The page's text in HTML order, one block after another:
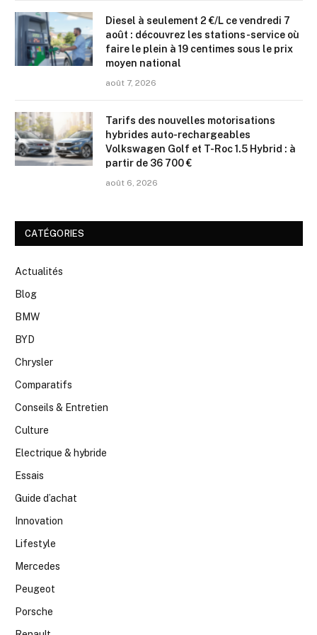
Diesel à seulement 2 €/L ce vendredi 7
août : découvrez les stations-service où
faire le plein à 19 centimes sous le prix
moyen national
août 7, 2026
Tarifs des nouvelles motorisations
hybrides auto-rechargeables
Volkswagen Golf et T-Roc 1.5 Hybrid : à
partir de 36 700 €
août 6, 2026
CATÉGORIES
Actualités
Blog
BMW
BYD
Chrysler
Comparatifs
Conseils & Entretien
Culture
Electrique & hybride
Essais
Guide d’achat
Innovation
Lifestyle
Mercedes
Peugeot
Porsche